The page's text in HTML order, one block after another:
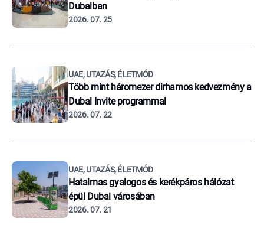
Dubaiban
2026. 07. 25
UAE, UTAZÁS, ÉLETMÓD
Több mint háromezer dirhamos kedvezmény a
Dubai Invite programmal
2026. 07. 22
UAE, UTAZÁS, ÉLETMÓD
Hatalmas gyalogos és kerékpáros hálózat
épül Dubai városában
2026. 07. 21